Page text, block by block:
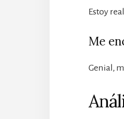
Estoy
Me
Genial,